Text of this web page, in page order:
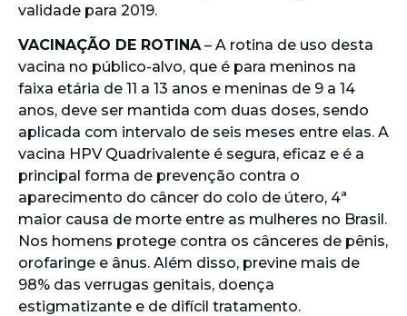
validade para 2019.
VACINAÇÃO DE ROTINA– A rotina de uso desta
vacina no público-alvo, que é para meninos na
faixa etária de 11 a 13 anos e meninas de 9 a 14
anos, deve ser mantida com duas doses, sendo
aplicada com intervalo de seis meses entre elas. A
vacina HPV Quadrivalente é segura, eficaz e é a
principal forma de prevenção contra o
aparecimento do câncer do colo de útero, 4ª
maior causa de morte entre as mulheres no Brasil.
Nos homens protege contra os cânceres de pênis,
orofaringe e ânus. Além disso, previne mais de
98% das verrugas genitais, doença
estigmatizante e de difícil tratamento.